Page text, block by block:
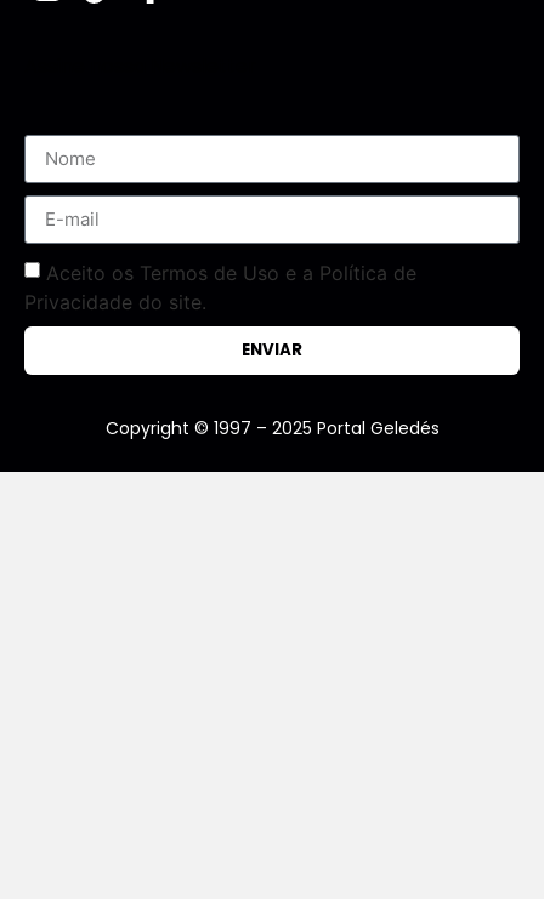
Aceito os Termos de Uso e a Política de
Privacidade do site.
ENVIAR
Copyright © 1997 – 2025 Portal Geledés